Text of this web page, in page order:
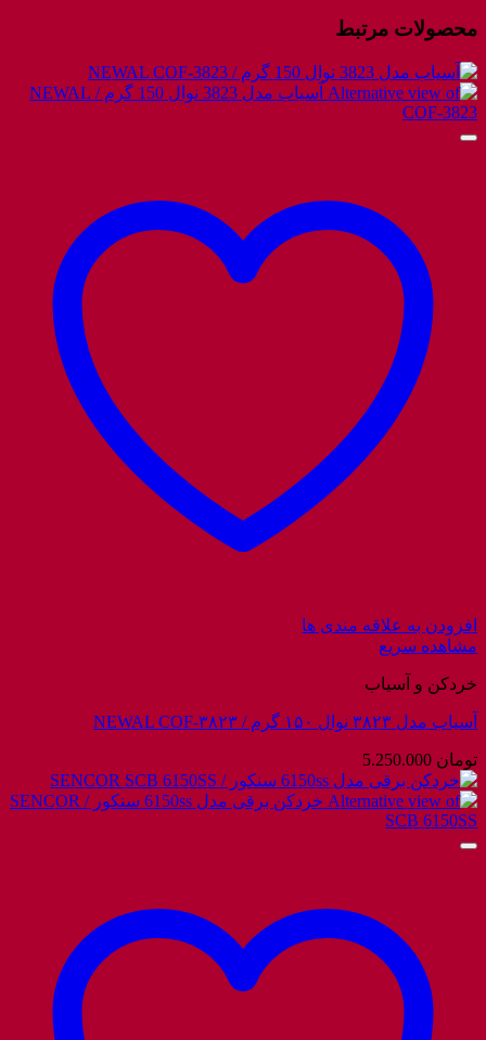
محصولات مرتبط
افزودن به علاقه مندی ها
مشاهده سریع
خردکن و آسیاب
آسیاب مدل ۳۸۲۳ نوال ۱۵۰ گرم / NEWAL COF-۳۸۲۳
تومان